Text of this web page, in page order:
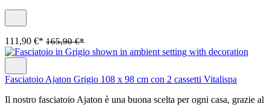
111,90 €* 165,90 €*
Fasciatoio Ajaton Grigio 108 x 98 cm con 2 cassetti Vitalispa
Il nostro fasciatoio Ajaton è una buona scelta per ogni casa, grazie al